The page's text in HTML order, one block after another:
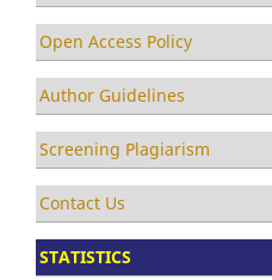
Open Access Policy
Author Guidelines
Screening Plagiarism
Contact Us
STATISTICS